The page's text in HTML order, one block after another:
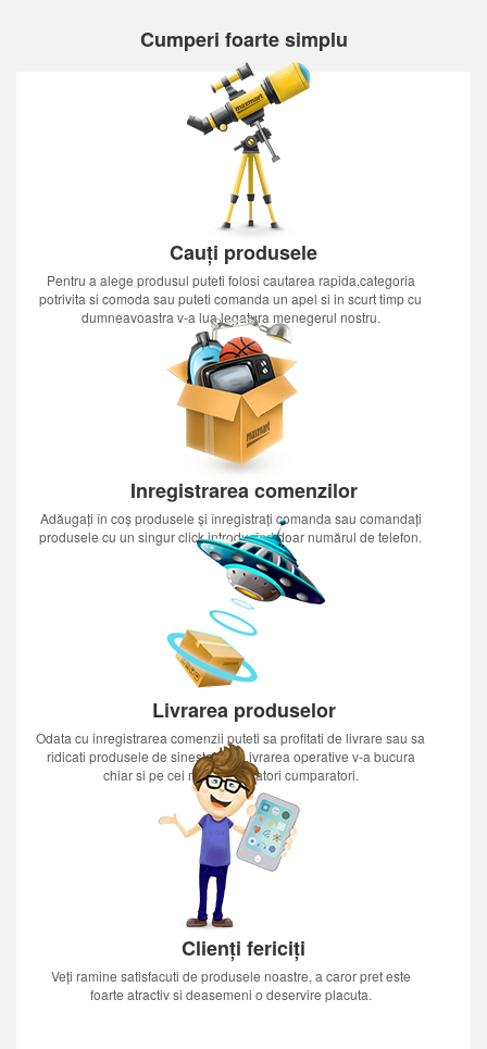
Cumperi foarte simplu
Cauți produsele
Pentru a alege produsul puteti folosi cautarea rapida,categoria
potrivita si comoda sau puteti comanda un apel si in scurt timp cu
dumneavoastra v-a lua legatura menegerul nostru.
Inregistrarea comenzilor
Adăugați în coș produsele și înregistrați comanda sau comandați
produsele cu un singur click introducînd doar numărul de telefon.
Livrarea produselor
Odata cu inregistrarea comenzii puteti sa profitati de livrare sau sa
ridicati produsele de sinestatator.Livrarea operative v-a bucura
chiar si pe cei mai nerabdatori cumparatori.
Clienți fericiți
Veți ramine satisfacuti de produsele noastre, a caror pret este
foarte atractiv si deasemeni o deservire placuta.